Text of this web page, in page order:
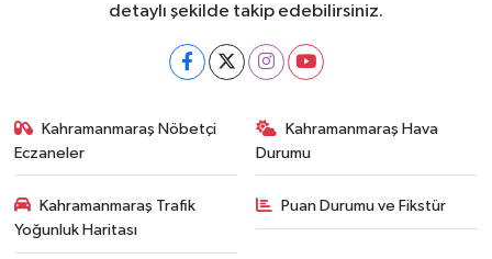
detaylı şekilde takip edebilirsiniz.
Kahramanmaraş Nöbetçi
Eczaneler
Kahramanmaraş Hava
Durumu
Kahramanmaraş Trafik
Yoğunluk Haritası
Puan Durumu ve Fikstür